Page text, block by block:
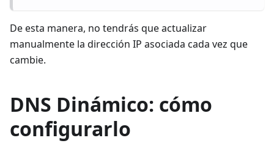
De esta manera, no tendrás que actualizar
manualmente la dirección IP asociada cada vez que
cambie.
DNS Dinámico: cómo
configurarlo